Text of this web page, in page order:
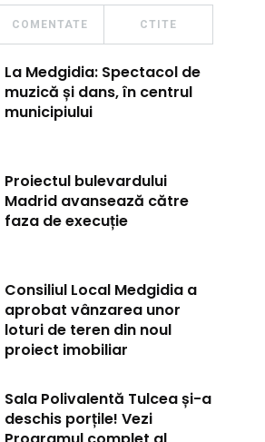
COMENTATE CTITE
La Medgidia: Spectacol de
muzică și dans, în centrul
municipiului
Proiectul bulevardului
Madrid avansează către
faza de execuție
Consiliul Local Medgidia a
aprobat vânzarea unor
loturi de teren din noul
proiect imobiliar
Sala Polivalentă Tulcea și-a
deschis porțile! Vezi